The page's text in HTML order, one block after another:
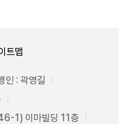
트맵
인 : 곽영길
1) 이마빌딩 11층